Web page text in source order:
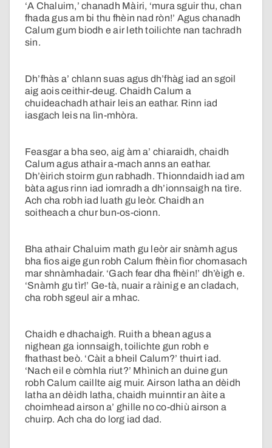
‘A Chaluim,’ chanadh Màiri, ‘mura sguir thu, chan
fhada gus am bi thu fhèin nad ròn!’ Agus chanadh
Calum gum biodh e air leth toilichte nan tachradh
sin.
Dh’fhàs a’ chlann suas agus dh’fhàg iad an sgoil
aig aois ceithir-deug. Chaidh Calum a
chuideachadh athair leis an eathar. Rinn iad
iasgach leis na lìn-mhòra.
Feasgar a bha seo, aig àm a’ chiaraidh, chaidh
Calum agus athair a-mach anns an eathar.
Dh’èirich stoirm gun rabhadh. Thionndaidh iad am
bàta agus rinn iad iomradh a dh’ionnsaigh na tìre.
Ach cha robh iad luath gu leòr. Chaidh an
soitheach a chur bun-os-cionn.
Bha athair Chaluim math gu leòr air snàmh agus
bha fios aige gun robh Calum fhèin fìor chomasach
mar shnàmhadair. ‘Gach fear dha fhèin!’ dh’èigh e.
‘Snàmh gu tìr!’ Ge-tà, nuair a ràinig e an cladach,
cha robh sgeul air a mhac.
Chaidh e dhachaigh. Ruith a bhean agus a
nighean ga ionnsaigh, toilichte gun robh e
fhathast beò. ‘Càit a bheil Calum?’ thuirt iad.
‘Nach eil e còmhla riut?’ Mhìnich an duine gun
robh Calum caillte aig muir. Airson latha an dèidh
latha an dèidh latha, chaidh muinntir an àite a
choimhead airson a’ ghille no co-dhiù airson a
chuirp. Ach cha do lorg iad dad.